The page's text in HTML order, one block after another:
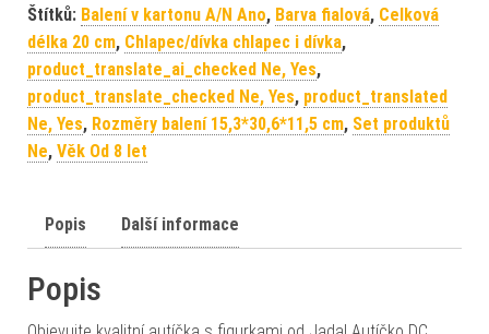
Štítků: Balení v kartonu A/N Ano, Barva fialová, Celková
délka 20 cm, Chlapec/dívka chlapec i dívka,
product_translate_ai_checked Ne, Yes,
product_translate_checked Ne, Yes, product_translated
Ne, Yes, Rozměry balení 15,3*30,6*11,5 cm, Set produktů
Ne, Věk Od 8 let
Popis Další informace
Popis